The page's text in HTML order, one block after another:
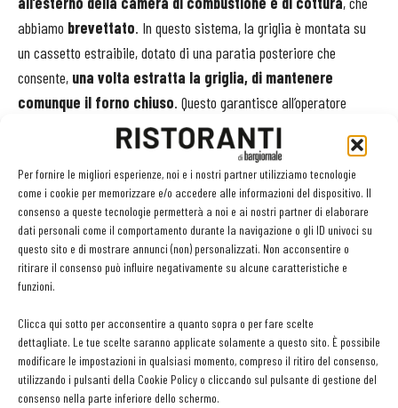
Per fornire le migliori esperienze, noi e i nostri partner utilizziamo tecnologie
come i cookie per memorizzare e/o accedere alle informazioni del dispositivo. Il
consenso a queste tecnologie permetterà a noi e ai nostri partner di elaborare
dati personali come il comportamento durante la navigazione o gli ID univoci su
questo sito e di mostrare annunci (non) personalizzati. Non acconsentire o
ritirare il consenso può influire negativamente su alcune caratteristiche e
funzioni.
Clicca qui sotto per acconsentire a quanto sopra o per fare scelte
dettagliate. Le tue scelte saranno applicate solamente a questo sito. È possibile
modificare le impostazioni in qualsiasi momento, compreso il ritiro del consenso,
utilizzando i pulsanti della Cookie Policy o cliccando sul pulsante di gestione del
consenso nella parte inferiore dello schermo.
abbiamo brevettato. In questo sistema, la griglia è montata su
un cassetto estraibile, dotato di una paratia posteriore che
consente, una volta estratta la griglia, di mantenere
comunque il forno chiuso. Questo garantisce all’operatore
massima sicurezza e confortin quanto permette di
sulla griglia, una volta estratta, per esempio per inserire o
togliere gli alimenti, girarli,senza essere esposto alla fonte
di calore e al rischio di fiammate, a differenza di quanto
accade con un forno classico, con portellone frontale. Ma non è
questo l’unico vantaggio.
Piazzi:Poter eseguire queste operazioni con il forno chiuso
riduce al minimo la dispersione di calore dalla camera di
cotturae ciò si traduce in unnetto risparmio sui consumi di